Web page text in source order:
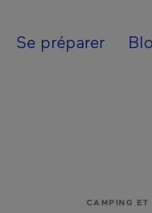
Se préparer
CAMPING ET